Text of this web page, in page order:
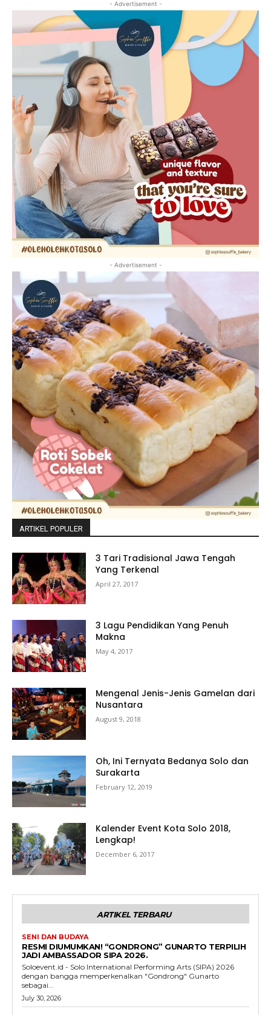
- Advertisement -
- Advertisement -
ARTIKEL POPULER
3 Tari Tradisional Jawa Tengah
Yang Terkenal
April 27, 2017
3 Lagu Pendidikan Yang Penuh
Makna
May 4, 2017
Mengenal Jenis-Jenis Gamelan dari
Nusantara
August 9, 2018
Oh, Ini Ternyata Bedanya Solo dan
Surakarta
February 12, 2019
Kalender Event Kota Solo 2018,
Lengkap!
December 6, 2017
ARTIKEL TERBARU
SENI DAN BUDAYA
RESMI DIUMUMKAN! “GONDRONG” GUNARTO TERPILIH
JADI AMBASSADOR SIPA 2026.
Soloevent.id - Solo International Performing Arts (SIPA) 2026
dengan bangga memperkenalkan "Gondrong" Gunarto
sebagai...
July 30, 2026